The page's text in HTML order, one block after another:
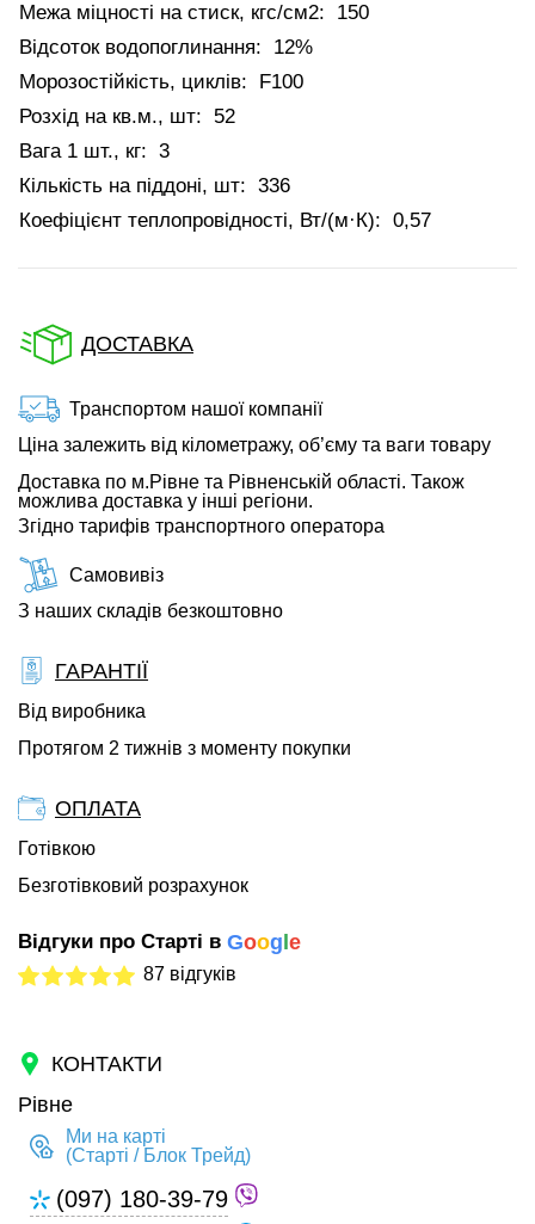
Межа міцності на стиск, кгс/см2:
150
Відсоток водопоглинання:
12%
Морозостійкість, циклів:
F100
Розхід на кв.м., шт:
52
Вага 1 шт., кг: 3
Кількість на піддоні, шт: 336
Коефіцієнт теплопровідності, Вт/(м·К): 0,57
ДОСТАВКА
Транспортом нашої компанії
Ціна залежить від кілометражу, об’єму та ваги товару
Доставка по м.Рівне та Рівненській області. Також
можлива доставка у інші регіони.
Згідно тарифів транспортного оператора
Самовивіз
З наших складів безкоштовно
ГАРАНТІЇ
Від виробника
Протягом 2 тижнів з моменту покупки
ОПЛАТА
Готівкою
Безготівковий розрахунок
Відгуки про Старті в Goog e
87 відгуків
КОНТАКТИ
Рівне
Ми на карті
(Старті / Блок Трейд)
(097) 180-39-79